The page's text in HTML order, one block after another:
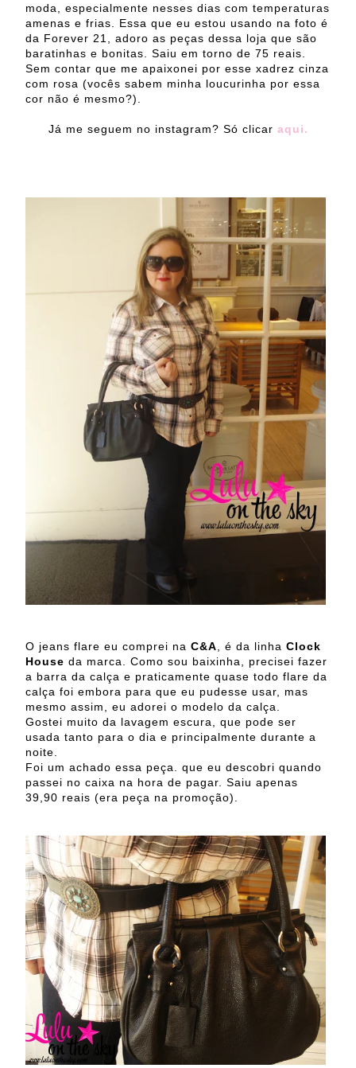
moda, especialmente nesses dias com temperaturas
amenas e frias. Essa que eu estou usando na foto é
da Forever 21, adoro as peças dessa loja que são
baratinhas e bonitas. Saiu em torno de 75 reais.
Sem contar que me apaixonei por esse xadrez cinza
com rosa (vocês sabem minha loucurinha por essa
cor não é mesmo?).
Já me seguem no instagram? Só clicar aqui.
O jeans flare eu comprei na C&A , é da linha Clock
House da marca. Como sou baixinha, precisei fazer
a barra da calça e praticamente quase todo flare da
calça foi embora para que eu pudesse usar, mas
mesmo assim, eu adorei o modelo da calça.
Gostei muito da lavagem escura, que pode ser
usada tanto para o dia e principalmente durante a
noite.
Foi um achado essa peça. que eu descobri quando
passei no caixa na hora de pagar. Saiu apenas
39,90 reais (era peça na promoção).